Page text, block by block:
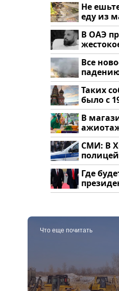
Не
еду из
список
В ОАЭ
Все
на
здесь
Таких
было с
ждать
В
СМИ: В
машину
Где
России:
Что еще почитать